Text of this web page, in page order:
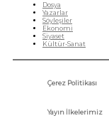
Dosya
Yazarlar
Söyleşiler
Ekonomi
Siyaset
Kültür-Sanat
Çerez Politikası
Yayın İlkelerimiz